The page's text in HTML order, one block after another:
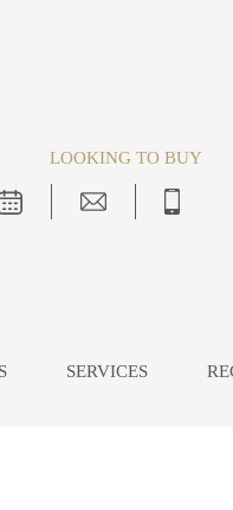
LOOKING TO BUY
SERVICES